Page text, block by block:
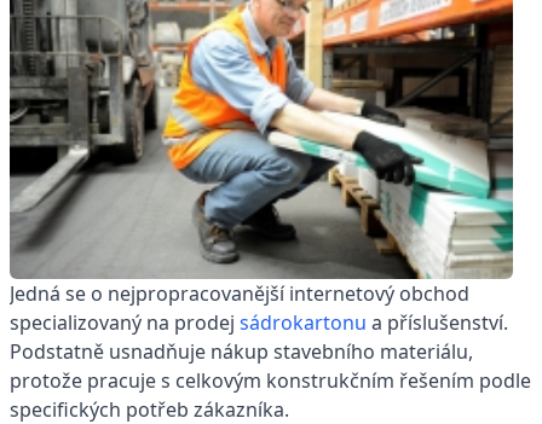
Jedná se o nejpropracovanější internetový obchod
specializovaný na prodej sádrokartonu a příslušenství.
Podstatně usnadňuje nákup stavebního materiálu,
protože pracuje s celkovým konstrukčním řešením podle
specifických potřeb zákazníka.